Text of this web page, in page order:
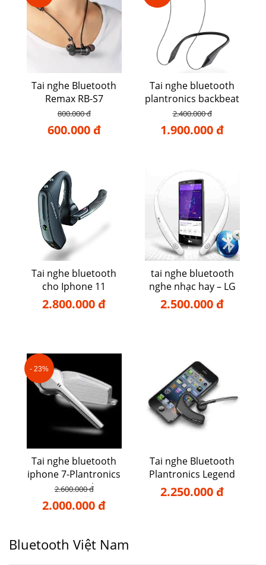
Tai nghe Bluetooth
Remax RB-S7
800.000 đ
600.000 đ
Tai nghe bluetooth
plantronics backbeat
105
2.400.000 đ
1.900.000 đ
Tai nghe bluetooth
cho Iphone 11
2.800.000 đ
tai nghe bluetooth
nghe nhạc hay – LG
770
2.500.000 đ
- 23%
Tai nghe bluetooth
iphone 7-Plantronics
Voyager Edge
2.600.000 đ
2.000.000 đ
Tai nghe Bluetooth
Plantronics Legend
2.250.000 đ
Bluetooth Việt Nam